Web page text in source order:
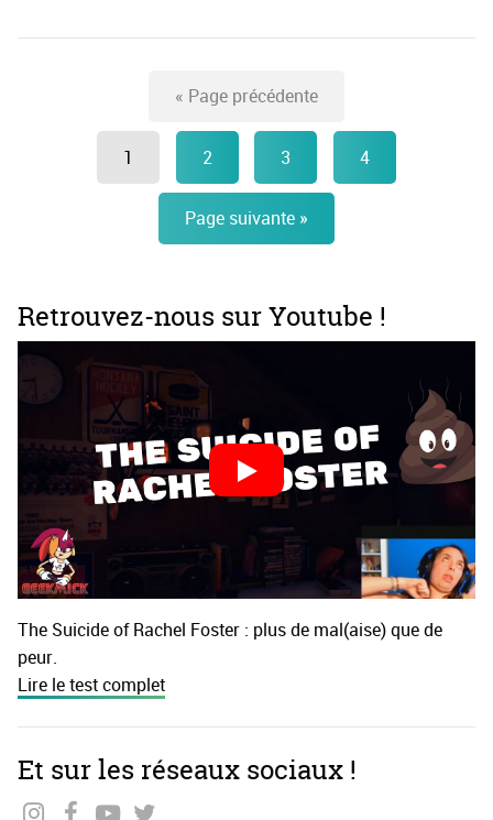
« Page précédente
1 2 3 4
Page suivante »
Retrouvez-nous sur Youtube !
The Suicide of Rachel Foster : plus de mal(aise) que de
peur.
Lire le test complet
Et sur les réseaux sociaux !